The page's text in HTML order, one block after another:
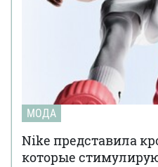
МОДА
Nike представила
которые